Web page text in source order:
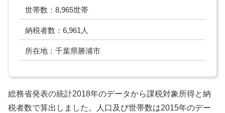
世帯数：8,965世帯
納税者数：6,961人
所在地：千葉県勝浦市
総務省発表の統計2018年のデータから課税対象所得と納
税者数で算出しました。人口及び世帯数は2015年のデー